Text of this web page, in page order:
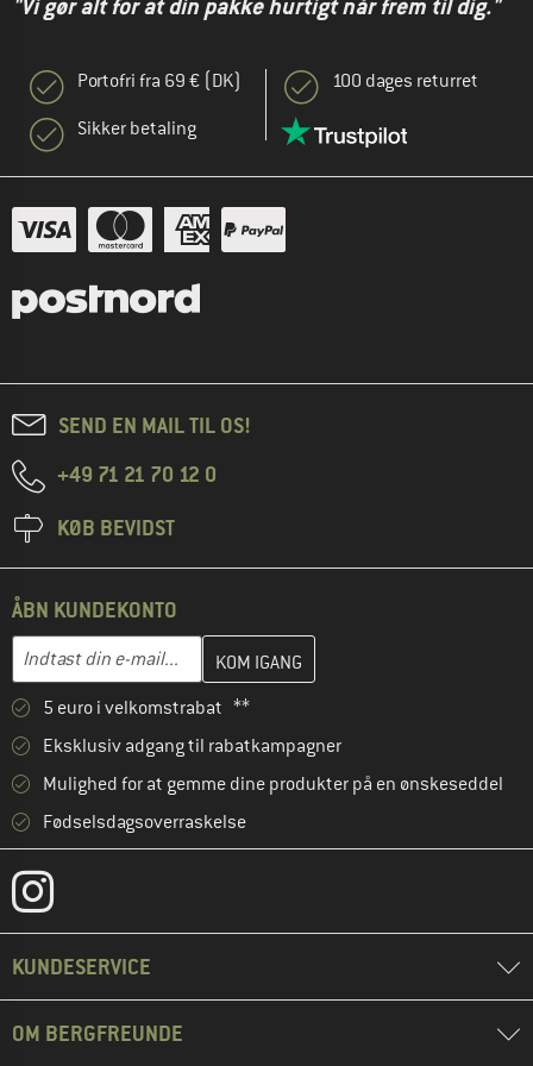
"Vi gør alt for at din pakke hurtigt når frem til dig."
Portofri fra 69 € (DK)
Sikker betaling
100 dages returret
SEND EN MAIL TIL OS!
+49 71 21 70 12 0
KØB BEVIDST
ÅBN KUNDEKONTO
E-mail-adresse
Indtast din e-mailadresse her, og opret i næste trin din
5 euro i velkomstrabat **
Eksklusiv adgang til rabatkampagner
Mulighed for at gemme dine produkter på en ønskeseddel
Fødselsdagsoverraskelse
KUNDESERVICE
OM BERGFREUNDE